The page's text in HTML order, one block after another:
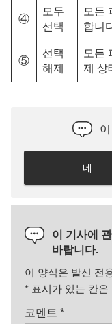
④
모두
선택
모든
합니
⑤
선택
해제
모든
제 상
네
이 기사에
바랍니다.
이 양식은 발신 전
* 표시가 있는 칸
코멘트 *